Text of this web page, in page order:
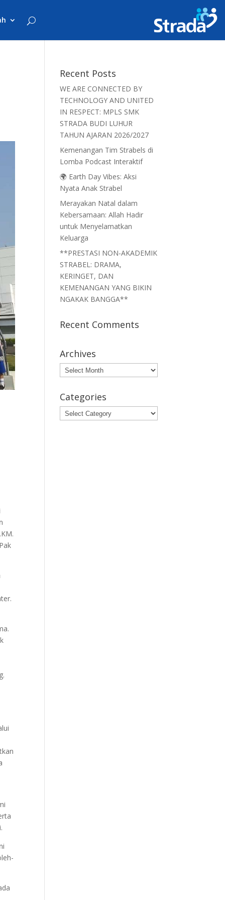
Recent Posts
WE ARE CONNECTED BY
TECHNOLOGY AND UNITED
IN RESPECT: MPLS SMK
STRADA BUDI LUHUR
TAHUN AJARAN 2026/2027
Kemenangan Tim Strabels di
Lomba Podcast Interaktif
🌍 Earth Day Vibes: Aksi
Nyata Anak Strabel
Merayakan Natal dalam
Kebersamaan: Allah Hadir
untuk Menyelamatkan
Keluarga
**PRESTASI NON-AKADEMIK
STRABEL: DRAMA,
KERINGET, DAN
KEMENANGAN YANG BIKIN
NGAKAK BANGGA**
Recent Comments
Archives
Archives
Categories
Categories